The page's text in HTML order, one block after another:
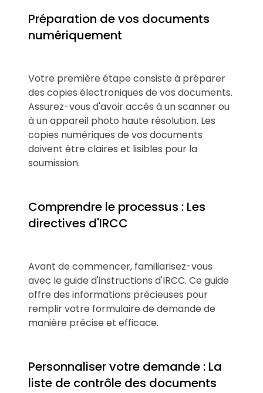
Préparation de vos documents
numériquement
Votre première étape consiste à préparer
des copies électroniques de vos documents.
Assurez-vous d'avoir accès à un scanner ou
à un appareil photo haute résolution. Les
copies numériques de vos documents
doivent être claires et lisibles pour la
soumission.
Comprendre le processus : Les
directives d'IRCC
Avant de commencer, familiarisez-vous
avec le guide d'instructions d'IRCC. Ce guide
offre des informations précieuses pour
remplir votre formulaire de demande de
manière précise et efficace.
Personnaliser votre demande : La
liste de contrôle des documents